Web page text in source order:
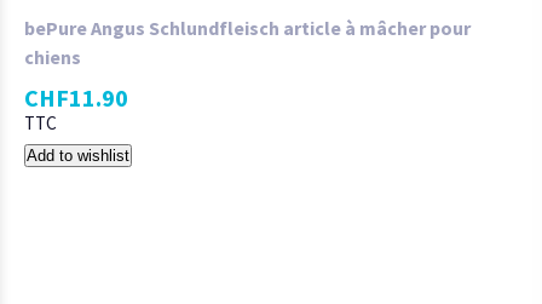
bePure Angus Schlundfleisch article à mâcher pour
chiens
CHF11.90
TTC
Add to wishlist